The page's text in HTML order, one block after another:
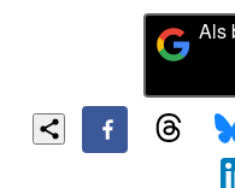
Als